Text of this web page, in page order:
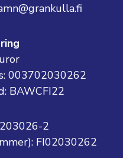
003702030262
BAWCFI22
2
FI02030262